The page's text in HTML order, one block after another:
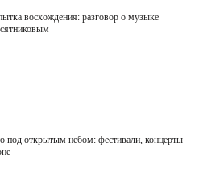
восхождения: разговор о музыке
под открытым небом: фестивали, концерты